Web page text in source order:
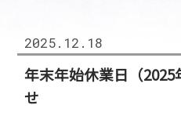
2025.12.18
年末年始休業日（
せ